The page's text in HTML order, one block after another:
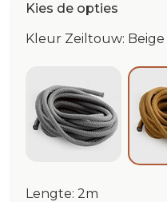
Kies de opties
Kleur Zeiltouw: Beige
Lengte: 2m